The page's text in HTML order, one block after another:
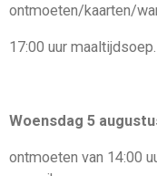
ontmoeten/kaarten/w
17:00 uur maaltijdsoep.
Woensdag 5
ontmoeten van 14:00